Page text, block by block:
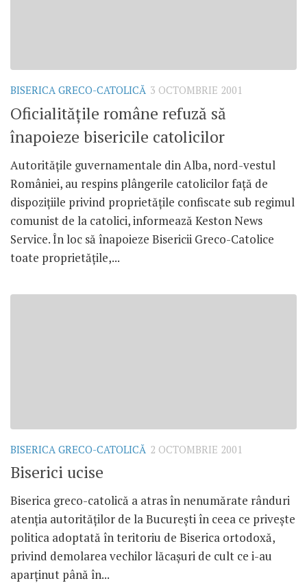
BISERICA GRECO-CATOLICĂ 3 OCTOMBRIE 2001
Oficialităţile române refuză să
înapoieze bisericile catolicilor
Autorităţile guvernamentale din Alba, nord-vestul
României, au respins plângerile catolicilor faţă de
dispoziţiile privind proprietăţile confiscate sub regimul
comunist de la catolici, informează Keston News
Service. În loc să înapoieze Bisericii Greco-Catolice
toate proprietăţile,...
BISERICA GRECO-CATOLICĂ 2 OCTOMBRIE 2001
Biserici ucise
Biserica greco-catolică a atras în nenumărate rânduri
atenţia autorităţilor de la Bucureşti în ceea ce priveşte
politica adoptată în teritoriu de Biserica ortodoxă,
privind demolarea vechilor lăcaşuri de cult ce i-au
aparţinut până în...